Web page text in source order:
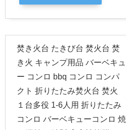
焚き火台 たきび台 焚火台 焚
き火 キャンプ用品 バーベキュ
ー コンロ bbq コンロ コンパ
クト 折りたたみ焚火台 焚火
１台多役 1-6人用 折りたたみ
コンロ バーベキューコンロ 焼